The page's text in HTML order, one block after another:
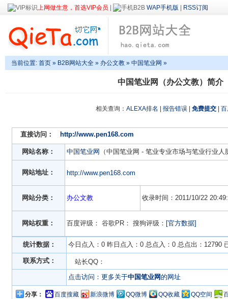
上网做生意，首选VIP会员 WAP手机版 RSS订阅
当前位置: 首页 » B2B网站大全 » 办公文教 » 中国笔业网 »
中国笔业网（办公文教）简介
相关查询： ALEXA排名 报告错误 免费提交
直接访问： http://www.pen168.com
网站名称： 中国笔业网 （中国笔业网 - 笔业专业市场与笔业行业人
网站地址： http://www.pen168.com
网站分类： 办公文教 收录时间：2011/10/22
网站权重： 百度评级： 谷歌PR： 搜狗评级： [官方数据]
统计数据： 今日点入：0 昨日点入：0 总点入：0 总点出：12790
联系方式：
站长QQ：
点击访问：更多关于中国笔业网的网址
分享： 百度搜藏 新浪微博 QQ微博 QQ收藏 QQ空间